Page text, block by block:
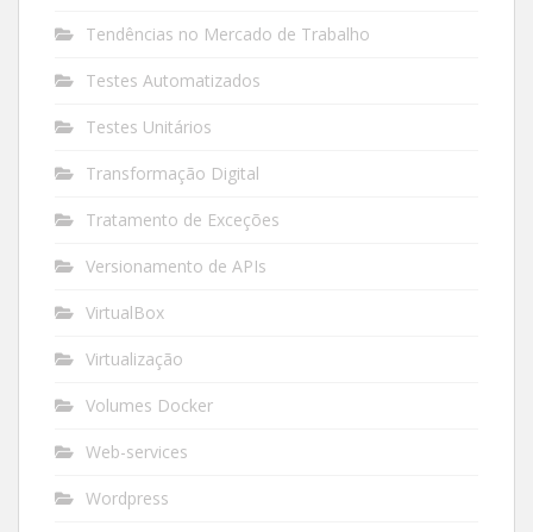
Tendências no Mercado de Trabalho
Testes Automatizados
Testes Unitários
Transformação Digital
Tratamento de Exceções
Versionamento de APIs
VirtualBox
Virtualização
Volumes Docker
Web-services
Wordpress